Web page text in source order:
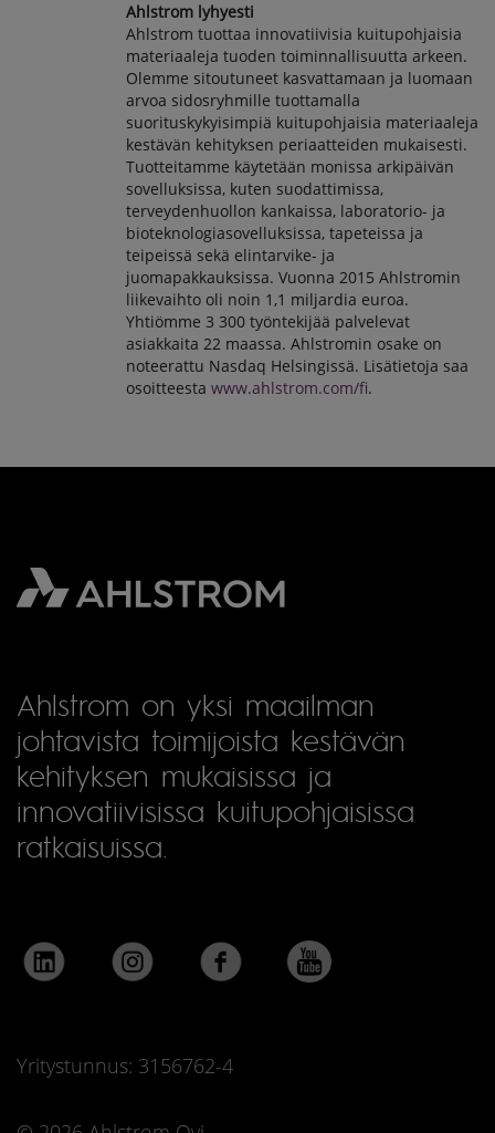
Ahlstrom lyhyesti
Ahlstrom tuottaa innovatiivisia kuitupohjaisia
materiaaleja tuoden toiminnallisuutta arkeen.
Olemme sitoutuneet kasvattamaan ja luomaan
arvoa sidosryhmille tuottamalla
suorituskykyisimpiä kuitupohjaisia materiaaleja
kestävän kehityksen periaatteiden mukaisesti.
Tuotteitamme käytetään monissa arkipäivän
sovelluksissa, kuten suodattimissa,
terveydenhuollon kankaissa, laboratorio- ja
bioteknologiasovelluksissa, tapeteissa ja
teipeissä sekä elintarvike- ja
juomapakkauksissa. Vuonna 2015 Ahlstromin
liikevaihto oli noin 1,1 miljardia euroa.
Yhtiömme 3 300 työntekijää palvelevat
asiakkaita 22 maassa. Ahlstromin osake on
noteerattu Nasdaq Helsingissä. Lisätietoja saa
osoitteesta www.ahlstrom.com/fi.
Ahlstrom on yksi maailman
johtavista toimijoista kestävän
kehityksen mukaisissa ja
innovatiivisissa kuitupohjaisissa
ratkaisuissa.
Yritystunnus: 3156762-4